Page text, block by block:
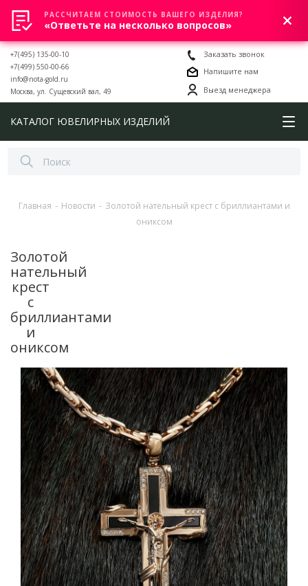
0
+7(495) 135-00-10
+7(499) 550-00-66
info@nota-gold.ru
Москва, ул. Сущевский вал, 49
Заказать звонок
Напишите нам
Выезд менеджера
КАТАЛОГ ЮВЕЛИРНЫХ ИЗДЕЛИЙ
Главная - Новости - Золотой нательный крест с бриллиантами и
ониксом
Золотой
нательный
крест
с
бриллиантами
и
ониксом
РАССЧИТАЕМ СТОИМОСТЬ ВАШЕГО ИЗДЕЛИЯ?
«Ответьте на несколько вопросов»